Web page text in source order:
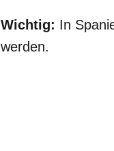
Wichtig: In
werden.